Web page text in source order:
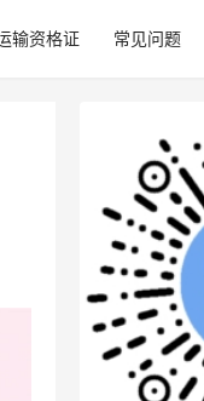
输资格证 常见问题